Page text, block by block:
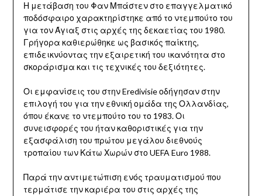
Η μετάβαση του Φαν Μπάστεν στο επαγγελματικό
ποδόσφαιρο χαρακτηρίστηκε από το ντεμπούτο του
για τον Άγιαξ στις αρχές της δεκαετίας του 1980.
Γρήγορα καθιερώθηκε ως βασικός παίκτης,
επιδεικνύοντας την εξαιρετική του ικανότητα στο
σκοράρισμα και τις τεχνικές του δεξιότητες.
Οι εμφανίσεις του στην Eredivisie οδήγησαν στην
επιλογή του για την εθνική ομάδα της Ολλανδίας,
όπου έκανε το ντεμπούτο του το 1983. Οι
συνεισφορές του ήταν καθοριστικές για την
εξασφάλιση του πρώτου μεγάλου διεθνούς
τροπαίου των Κάτω Χωρών στο UEFA Euro 1988.
Παρά την αντιμετώπιση ενός τραυματισμού που
τερμάτισε την καριέρα του στις αρχές της